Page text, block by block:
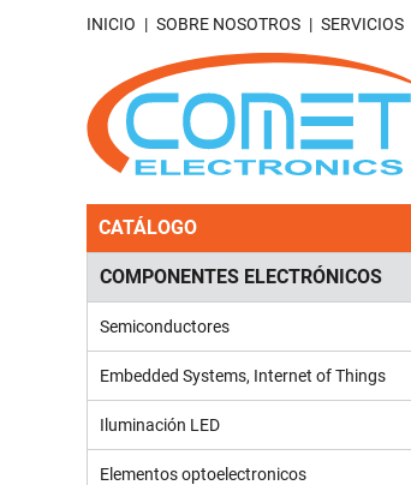
INICIO SOBRE NOSOTROS SERVICIOS
CATÁLOGO
COMPONENTES ELECTRÓNICOS
Semiconductores
Embedded Systems, Internet of Things
Iluminación LED
Elementos optoelectronicos